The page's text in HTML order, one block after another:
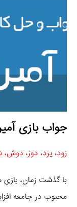
جواب بازی آمیرزا
زود، یزد، دوز،
با گذشت زمان، بازی‌
محبوب در جامعه